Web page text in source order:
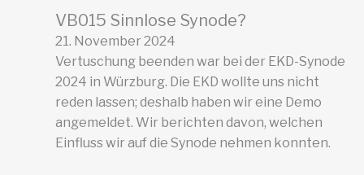
VB015 Sinnlose Synode?
21. November 2024
Vertuschung beenden war bei der EKD-Synode
2024 in Würzburg. Die EKD wollte uns nicht
reden lassen; deshalb haben wir eine Demo
angemeldet. Wir berichten davon, welchen
Einfluss wir auf die Synode nehmen konnten.